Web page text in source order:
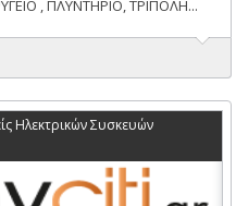
, ΠΛΥΝΤΗΡΙΟ, ΤΡΙΠΟΛΗ...
Ηλεκτρικών Συσκευών